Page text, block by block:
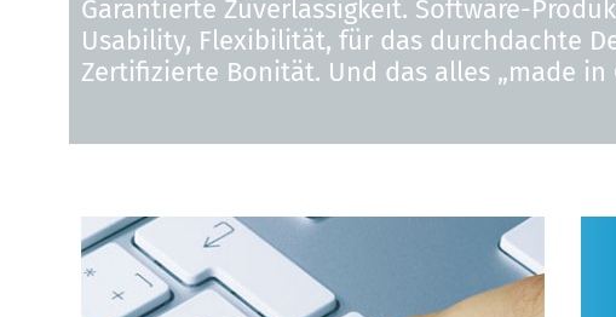
Garantierte Zuverlässigkeit. Software-
Usability, Flexibilität, für das durchdachte
Zertifizierte Bonität. Und das alles „made in